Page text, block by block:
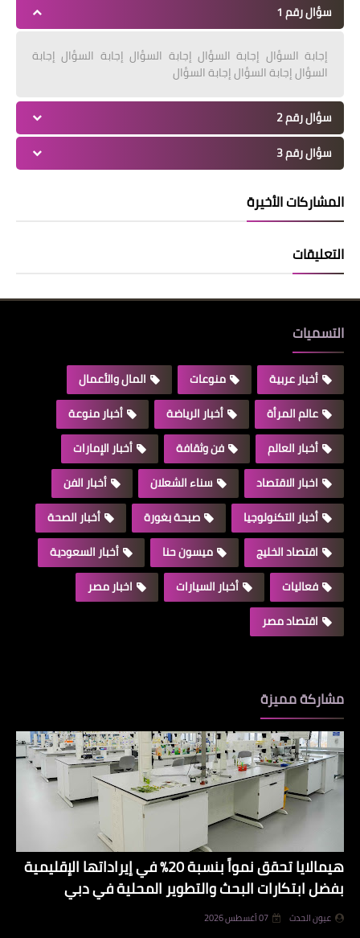
سؤال رقم 1
إجابة السؤال إجابة السؤال إجابة السؤال إجابة السؤال إجابة
السؤال إجابة السؤال إجابة السؤال
سؤال رقم 2
سؤال رقم 3
المشاركات الأخيرة
التعليقات
التسميات
أخبار عربية منوعات
المال والأعمال
عالم المرأة
أخبار الرياضة
أخبار منوعة
أخبار العالم
فن وثقافة
أخبار الإمارات
اخبار الاقتصاد
سناء الشعلان
أخبار الفن
أخبار التكنولوجيا
صبحة بغورة
أخبار الصحة
اقتصاد الخليج
ميسون حنا
أخبار السعودية
فعاليات
أخبار السيارات
اخبار مصر
اقتصاد مصر
مشاركة مميزة
هيمالايا تحقق نمواً بنسبة 20% في إيراداتها الإقليمية
بفضل ابتكارات البحث والتطوير المحلية في دبي
عيون الحدث 07 أغسطس 2026